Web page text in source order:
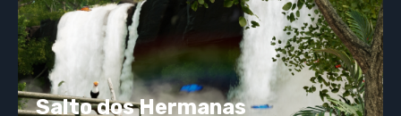
Salto dos Hermanas